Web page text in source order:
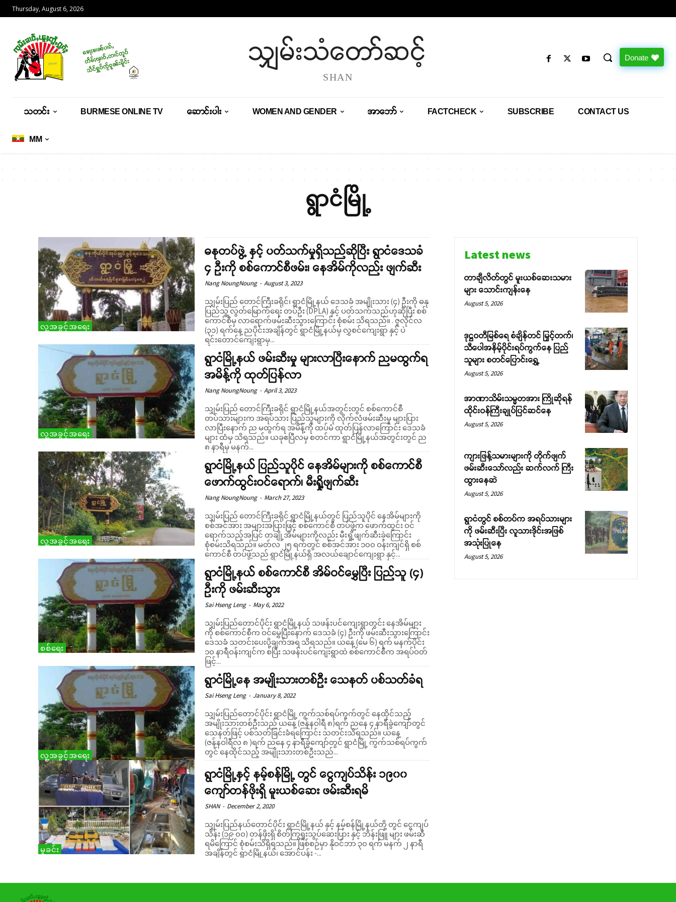
Support SHAN
Your support keeps our voice strong. Join us today and help create
a future where every story is heard, every voice counts, and justice
can thrive.
Donate Now
Thursday, August 6, 2026
သျှမ်းသံတော်ဆင့်
SHAN
Donate
သတင်း BURMESE ONLINE TV ဆောင်းပါး WOMEN AND GENDER အာဘော် FACTCHECK SUBSCRIBE CONTACT US
MM
ရွာငံမြို့
လူ့အခွင့်အရေး
ဓနုတပ်ဖွဲ့ နှင့် ပတ်သက်မှုရှိသည်ဆိုပြီး ရွာငံဒေသခံ
၄ ဦးကို စစ်ကောင်စီဖမ်း၊ နေအိမ်ကိုလည်း ဖျက်ဆီး
Nang NoungNoung - August 3, 2023
သျှမ်းပြည် တောင်ကြီးခရိုင်၊ ရွာငံမြို့နယ် ဒေသခံ အမျိုးသား (၄) ဦးကို ဓနု
ပြည်သူ့ လွတ်မြောက်ရေး တပ်ဦး (DPLA) နှင့် ပတ်သက်သည်ဟုဆိုပြီး စစ်
ကောင်စီမှ လာရောက်ဖမ်းဆီးသွားကြောင်း စုံစမ်း သိရသည်။ . ဇူလိုင်လ
(၃၁) ရက်နေ့ ညပိုင်းအချိန်တွင် ရွာငံမြို့နယ်မှ လွှစင်ကျေးရွာ နှင့် ပဲ
ရင်းတောင်ကျေးရွာမှ...
လူ့အခွင့်အရေး
ရွာငံမြို့နယ် ဖမ်းဆီးမှု များလာပြီးနောက် ညမထွက်ရ
အမိန့်ကို ထုတ်ပြန်လာ
Nang NoungNoung - April 3, 2023
သျှမ်းပြည် တောင်ကြီးခရိုင် ရွာငံမြို့နယ်အတွင်းတွင် စစ်ကောင်စီ
တပ်သားများက အရပ်သား ပြည်သူများကို လိုက်လံဖမ်းဆီးမှု များပြား
လာပြီးနောက် ည မထွက်ရ အမိန့်ကို ထပ်မံ ထုတ်ပြန်လာကြောင်း ဒေသခံ
များ ထံမှ သိရသည်။ ယခုဧပြီလမှ စတင်ကာ ရွာငံမြို့နယ်အတွင်းတွင် ည
၈ နာရီမှ မနက်...
လူ့အခွင့်အရေး
ရွာငံမြို့နယ် ပြည်သူပိုင် နေအိမ်များကို စစ်ကောင်စီ
ဖောက်ထွင်းဝင်ရောက်၊ မီးရှို့ဖျက်ဆီး
Nang NoungNoung - March 27, 2023
သျှမ်းပြည် တောင်ကြီးခရိုင် ရွာငံမြို့နယ်တွင် ပြည်သူပိုင် နေအိမ်များကို
စစ်အင်အား အများအပြားဖြင့် စစ်ကောင်စီ တပ်ဖွဲ့က ဖောက်ထွင်း ဝင်
ရောက်သည့်အပြင် တချို့အိမ်များကိုလည်း မီးရှို့ဖျက်ဆီးခဲ့ကြောင်း
စုံစမ်းသိရသည်။ မတ်လ ၂၅ ရက်တွင် စစ်အင်အား ၁၀၀ ဝန်းကျင်ရှိ စစ်
ကောင်စီ တပ်ဖွဲ့သည် ရွာငံမြို့နယ်ရှိ အလယ်ချောင်ကျေးရွာ နှင့်...
စစ်ရေး
ရွာငံမြို့နယ် စစ်ကောင်စီ အိမ်ဝင်မွှေပြီး ပြည်သူ (၄)
ဦးကို ဖမ်းဆီးသွား
Sai Hseng Leng - May 6, 2022
သျှမ်းပြည်တောင်ပိုင်း ရွာငံမြို့နယ် သဖန်းပင်ကျေးရွာတွင်း နေအိမ်များ
ကို စစ်ကောင်စီက ဝင်မွှေပြီးနောက် ဒေသခံ (၄) ဦးကို ဖမ်းဆီးသွားကြောင်း
ဒေသခံ သတင်းပေးပို့ချက်အရ သိရသည်။ ယနေ့ (မေ ၆) ရက် မနက်ပိုင်း
၁၀ နာရီဝန်းကျင်က စပြီး သဖန်းပင်ကျေးရွာထဲ စစ်ကောင်စီက အရပ်ဝတ်
ဖြင့်...
လူ့အခွင့်အရေး
ရွာငံမြို့နေ အမျိုးသားတစ်ဦး သေနတ် ပစ်သတ်ခံရ
Sai Hseng Leng - January 8, 2022
သျှမ်းပြည်တောင်ပိုင်း ရွာငံမြို့ ကွက်သစ်ရပ်ကွက်တွင် နေထိုင်သည့်
အမျိုးသားတစ်ဦးသည် ယနေ့ (ဇန်နဝါရီ ၈)ရက် ညနေ ၄ နာရီခွဲကျော်တွင်
သေနတ်ဖြင့် ပစ်သတ်ခြင်းခံရကြောင်း သတင်းသိရသည်။ ယနေ့
(ဇန်နဝါရီလ ၈ )ရက် ညနေ ၄ နာရီခွဲကျော်တွင် ရွာငံမြို့ ကွက်သစ်ရပ်ကွက်
တွင် နေထိုင်သည့် အမျိုးသားတစ်ဦးသည်...
မှုခင်း
ရွာငံမြို့နှင့် နမ့်စန်မြို့ တွင် ငွေကျပ်သိန်း ၁၉၀၀
ကျော်တန်ဖိုးရှိ မူးယစ်ဆေး ဖမ်းဆီးရမိ
SHAN - December 2, 2020
သျှမ်းပြည်နယ်တောင်ပိုင်း ရွာငံမြို့နယ် နှင့် နမ့်စန်မြို့နယ်တို့ တွင် ငွေကျပ်
သိန်း (၁၉ ၀၀) တန်ဖိုးရှိ စိတ်ကြွရှုးသွပ်ဆေးပြား နှင့် ဘိန်းဖြူ များ ဖမ်းဆီ
ရမိကြောင် စုံစမ်းသိရှိရသည်။ ဖြစ်စဉ်မှာ နိုဝင်ဘာ ၃၀ ရက် မနက် ၂ နာရီ
အချိန်တွင် ရွာငံမြို့နယ်၊ အောင်ပန်း -...
Latest news
တာချီလိတ်တွင် မူးယစ်ဆေးသမား
များ သောင်းကျန်းနေ
August 5, 2026
ဒုဋ္ဌဝတီမြစ်ရေ စံချိန်တင် မြှင့်တက်၊
သီပေါအနိမ့်ပိုင်းရပ်ကွက်နေ ပြည်
သူများ စတင်ပြောင်းရွှေ့
August 5, 2026
အာဏာသိမ်းသမ္မတအား ကြိုဆိုရန်
ထိုင်းဝန်ကြီးချုပ်ပြင်ဆင်နေ
August 5, 2026
ကျားဖြန့်သမားများကို တိုက်ဖျက်
ဖမ်းဆီးသော်လည်း ဆက်လက် ကြီး
ထွားနေဆဲ
August 5, 2026
ရွာငံတွင် စစ်တပ်က အရပ်သားများ
ကို ဖမ်းဆီးပြီး လူသားဒိုင်းအဖြစ်
အသုံးပြုနေ
August 5, 2026